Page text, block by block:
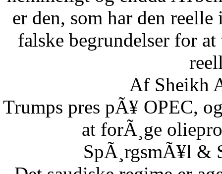
er den, som har den
falske begrundelser for
Af Sheikh
Trumps pres pÃ¥ OPEC,
at forÃ¸ge
SpÃ¸rgsmÃ¥l &